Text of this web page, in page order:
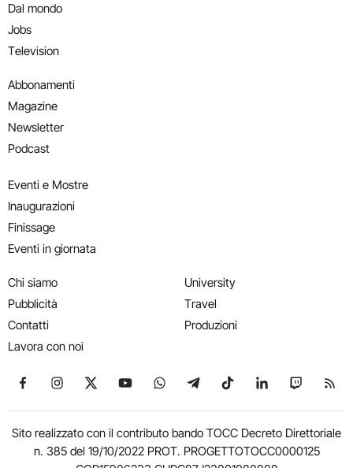
Dal mondo
Jobs
Television
Abbonamenti
Magazine
Newsletter
Podcast
Eventi e Mostre
Inaugurazioni
Finissage
Eventi in giornata
Chi siamo
Pubblicità
Contatti
Lavora con noi
University
Travel
Produzioni
Seguici su Facebook
Seguici su Instagram
Seguici su X
Seguici su YouTube
Seguici su WhatsApp
Seguici su Telegram
Seguici su TikTok
Seguici su
Seguici
Sito realizzato con il contributo bando TOCC Decreto Direttoriale
n. 385 del 19/10/2022 PROT. PROGETTOTOCC0000125